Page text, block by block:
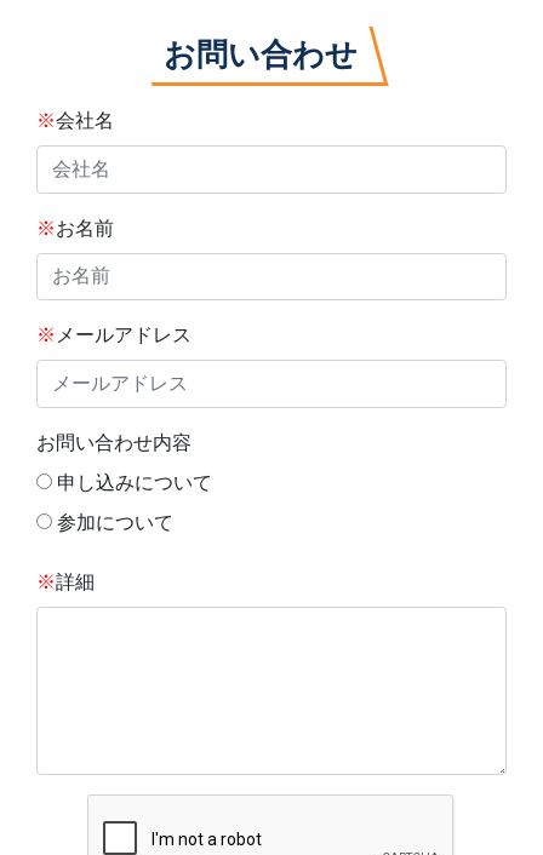
お問い合わせ
※会社名
※お名前
※ メールアドレス
お問い合わせ内容
申し込みについて
参加について
※詳細